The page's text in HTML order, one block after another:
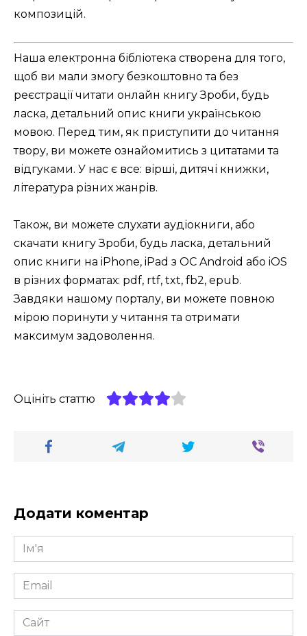
композицій.
Наша електронна бібліотека створена для того,
щоб ви мали змогу безкоштовно та без
реєстрації читати онлайн книгу Зроби, будь
ласка, детальний опис книги українською
мовою. Перед тим, як приступити до читання
твору, ви можете ознайомитись з цитатами та
відгуками. У нас є все: вірші, дитячі книжки,
література різних жанрів.
Також, ви можете слухати аудіокниги, або
скачати книгу Зроби, будь ласка, детальний
опис книги на iPhone, iPad з ОС Android або iOS
в різних форматах: pdf, rtf, txt, fb2, epub.
Завдяки нашому порталу, ви можете повною
мірою поринути у читання та отримати
максимум задоволення.
Оцініть статтю
Додати коментар
Ім'я
*
Email
*
Сайт